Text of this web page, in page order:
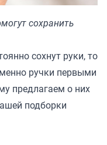
сохранить
сохнут руки, то
ручки первыми
предлагаем о них
подборки